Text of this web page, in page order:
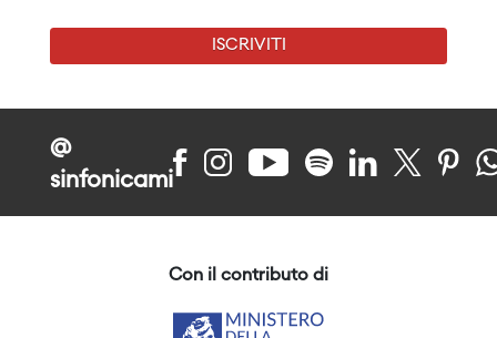
ISCRIVITI
@
sinfonicami
Con il contributo di